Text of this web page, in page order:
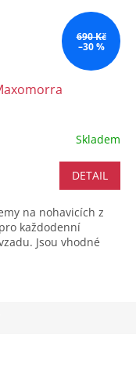
690 Kč
–30 %
Skladem
DETAIL
na nohavicích z
každodenní
Jsou vhodné